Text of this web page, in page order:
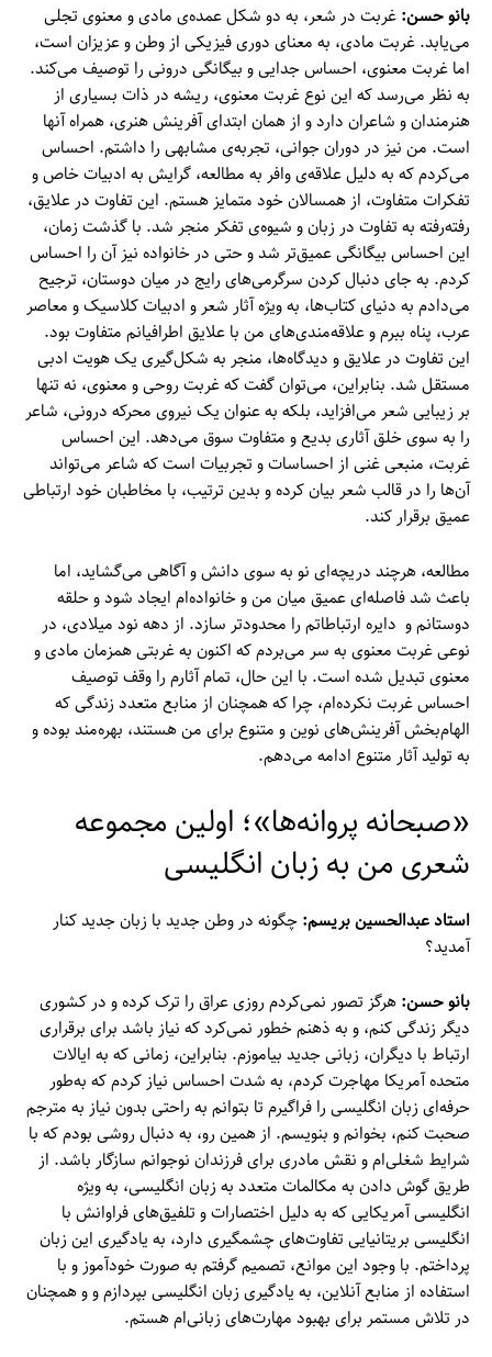
بانو حسن:غربت در شعر، به دو شکل عمده‌ی مادی و معنوی تجلی
می‌یابد. غربت مادی، به معنای دوری فیزیکی از وطن و عزیزان است،
اما غربت معنوی، احساس جدایی و بیگانگی درونی را توصیف می‌کند.
به نظر می‌رسد که این نوع غربت معنوی، ریشه در ذات بسیاری از
هنرمندان و شاعران دارد و از همان ابتدای آفرینش هنری، همراه آنها
است. من نیز در دوران جوانی، تجربه‌ی مشابهی را داشتم. احساس
می‌کردم که به دلیل علاقه‌ی وافر به مطالعه، گرایش به ادبیات خاص و
تفکرات متفاوت، از همسالان خود متمایز هستم. این تفاوت در علایق،
رفته‌رفته به تفاوت در زبان و شیوه‌ی تفکر منجر شد. با گذشت زمان،
این احساس بیگانگی عمیق‌تر شد و حتی در خانواده نیز آن را احساس
کردم. به جای دنبال کردن سرگرمی‌های رایج در میان دوستان، ترجیح
می‌دادم به دنیای کتاب‌ها، به ویژه آثار شعر و ادبیات کلاسیک و معاصر
عرب، پناه ببرم و علاقه‌مندی‌های من با علایق اطرافیانم متفاوت بود.
این تفاوت در علایق و دیدگاه‌ها، منجر به شکل‌گیری یک هویت ادبی
مستقل شد. بنابراین، می‌توان گفت که غربت روحی و معنوی، نه تنها
بر زیبایی شعر می‌افزاید، بلکه به عنوان یک نیروی محرکه درونی، شاعر
را به سوی خلق آثاری بدیع و متفاوت سوق می‌دهد. این احساس
غربت، منبعی غنی از احساسات و تجربیات است که شاعر می‌تواند
آن‌ها را در قالب شعر بیان کرده و بدین ترتیب، با مخاطبان خود ارتباطی
عمیق برقرار کند.
مطالعه، هرچند دریچه‌ای نو به سوی دانش و آگاهی می‌گشاید، اما
باعث شد فاصله‌ای عمیق میان من و خانواده‌ام ایجاد شود و حلقه
دوستانم و دایره ارتباطاتم را محدودتر سازد. از دهه نود میلادی، در
نوعی غربت معنوی به سر می‌بردم که اکنون به غربتی همزمان مادی و
معنوی تبدیل شده است. با این حال، تمام آثارم را وقف توصیف
احساس غربت نکرده‌ام، چرا که همچنان از منابع متعدد زندگی که
الهام‌بخش آفرینش‌های نوین و متنوع برای من هستند، بهره‌مند بوده و
به تولید آثار متنوع ادامه می‌دهم.
«صبحانه پروانه‌ها»؛ اولین مجموعه
شعری من به زبان انگلیسی
استاد عبدالحسین بریسم:چگونه در وطن جدید با زبان جدید کنار
آمدید؟
بانو حسن:هرگز تصور نمی‌کردم روزی عراق را ترک کرده و در کشوری
دیگر زندگی کنم، و به ذهنم خطور نمی‌کرد که نیاز باشد برای برقراری
ارتباط با دیگران، زبانی جدید بیاموزم. بنابراین، زمانی که به ایالات
متحده آمریکا مهاجرت کردم، به شدت احساس نیاز کردم که به‌طور
حرفه‌ای زبان انگلیسی را فراگیرم تا بتوانم به راحتی بدون نیاز به مترجم
صحبت کنم، بخوانم و بنویسم. از همین رو، به دنبال روشی بودم که با
شرایط شغلی‌ام و نقش مادری برای فرزندان نوجوانم سازگار باشد. از
طریق گوش دادن به مکالمات متعدد به زبان انگلیسی، به ویژه
انگلیسی آمریکایی که به دلیل اختصارات و تلفیق‌های فراوانش با
انگلیسی بریتانیایی تفاوت‌های چشمگیری دارد، به یادگیری این زبان
پرداختم. با وجود این موانع، تصمیم گرفتم به صورت خودآموز و با
استفاده از منابع آنلاین، به یادگیری زبان انگلیسی بپردازم و و همچنان
در تلاش مستمر برای بهبود مهارت‌های زبانی‌ام هستم.